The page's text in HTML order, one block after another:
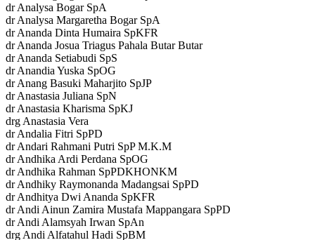
dr Analysa Bogar SpA
dr Analysa Margaretha Bogar SpA
dr Ananda Dinta Humaira SpKFR
dr Ananda Josua Triagus Pahala Butar Butar
dr Ananda Setiabudi SpS
dr Anandia Yuska SpOG
dr Anang Basuki Maharjito SpJP
dr Anastasia Juliana SpN
dr Anastasia Kharisma SpKJ
drg Anastasia Vera
dr Andalia Fitri SpPD
dr Andari Rahmani Putri SpP M.K.M
dr Andhika Ardi Perdana SpOG
dr Andhika Rahman SpPDKHONKM
dr Andhiky Raymonanda Madangsai SpPD
dr Andhitya Dwi Ananda SpKFR
dr Andi Ainun Zamira Mustafa Mappangara SpPD
dr Andi Alamsyah Irwan SpAn
drg Andi Alfatahul Hadi SpBM